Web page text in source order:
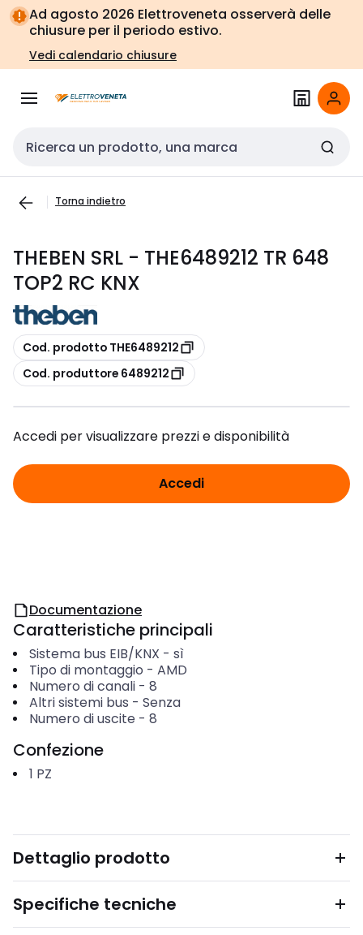
Vai alla
navigazione
Vai
alla
pagina
Ad agosto 2026 Elettroveneta osserverà delle
chiusure per il periodo estivo.
Vedi calendario chiusure
Cerca input
Torna indietro
THEBEN SRL - THE6489212 TR 648
TOP2 RC KNX
copia
Cod. prodotto THE6489212
copia
Cod. produttore 6489212
Accedi per visualizzare prezzi e disponibilità
Accedi
Documentazione
Caratteristiche principali
Sistema bus EIB/KNX - sì
Tipo di montaggio - AMD
Numero di canali- 8
Altri sistemi bus - Senza
Numero di uscite - 8
Confezione
1 PZ
Dettaglio prodotto
Specifiche tecniche